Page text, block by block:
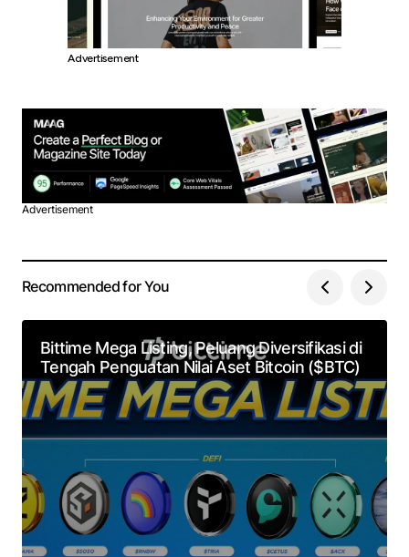
Advertisement
Advertisement
Recommended for You
Bittime Mega Listing, Peluang Diversifikasi di
Tengah Penguatan Nilai Aset Bitcoin ($BTC)